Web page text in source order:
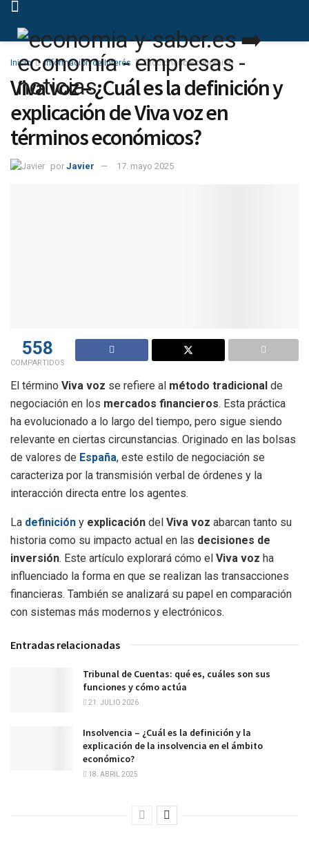
Inicio Información de Interés Diccionario Económico
Viva voz – ¿Cuál es la definición y
explicación de Viva voz en
términos económicos?
por Javier 17. mayo 2025
558
COMPARTIDOS
El término Viva voz se refiere al método tradicional de
negociación en los mercados financieros. Esta práctica
ha evolucionado a lo largo del tiempo, pero sigue siendo
relevante en ciertas circunstancias. Originado en las bolsas
de valores de España, este estilo de negociación se
caracteriza por la transmisión verbal de órdenes y la
interacción directa entre los agentes.
La definición y explicación del Viva voz abarcan tanto su
historia como su impacto actual en las decisiones de
inversión. Este artículo explorará cómo el Viva voz ha
influenciado la forma en que se realizan las transacciones
financieras. También se analizará su papel en comparación
con sistemas más modernos y electrónicos.
Entradas relacionadas
Tribunal de Cuentas: qué es, cuáles son sus
funciones y cómo actúa
21. JULIO 2026
Insolvencia – ¿Cuál es la definición y la
explicación de la insolvencia en el ámbito
económico?
18. ABRIL 2025